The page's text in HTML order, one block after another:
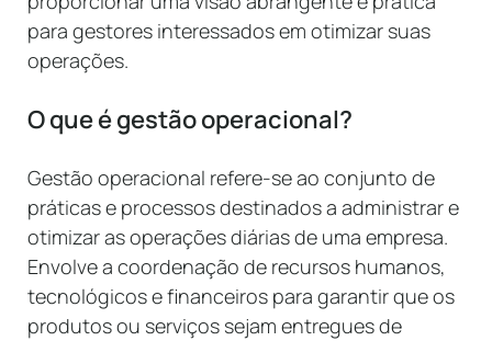
para gestores interessados em otimizar suas
operações.
O que é gestão operacional?
Gestão operacional refere-se ao conjunto de
práticas e processos destinados a administrar e
otimizar as operações diárias de uma empresa.
Envolve a coordenação de recursos humanos,
tecnológicos e financeiros para garantir que os
produtos ou serviços sejam entregues de